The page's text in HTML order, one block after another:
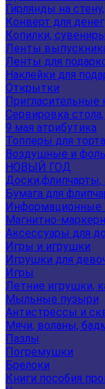
Гирлянды на
Конверт для денег
Копилки, сувениры
Ленты
Ленты для
Наклейки для
Открытки
Пригласительные
Сервировка
9 мая атрибутика
Топперы для
Воздушные и
НОВЫЙ ГОД
Доски,флипчарты,
Бумага для
Информационные
Магнитно-
Аксессуары для
Игры и игрушки
Игрушки для
Игры
Летние игрушки,
Мыльные пузыри
Антистрессы и
Мячи, воланы,
Пазлы
Погремушки
Брелоки
Книги пособия